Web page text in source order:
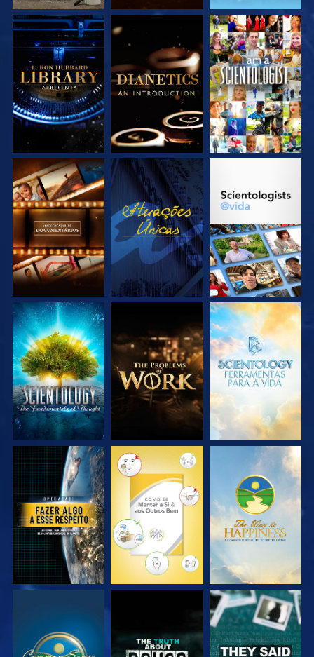
EXPLORE A SÉRIE EXPLORE A SÉRIE VEJA
EXPLORE A SÉRIE VEJA EXPLORE A SÉRIE
EXPLORE A SÉRIE EXPLORE A SÉRIE EXPLORE A SÉRIE
VEJA VEJA VEJA
VEJA VEJA VEJA